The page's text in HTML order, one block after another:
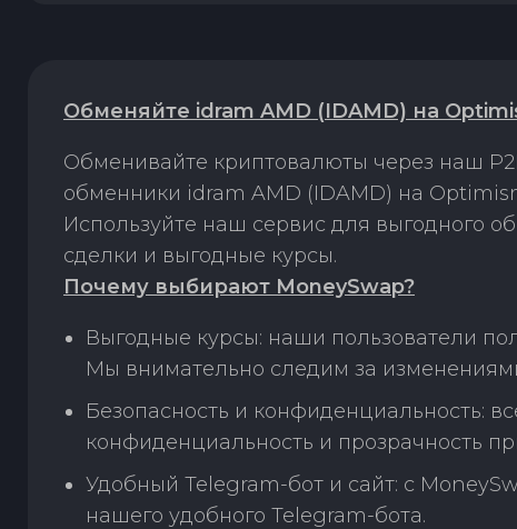
Обменяйте idram AMD (IDAMD) на
Обменивайте криптовалюты через наш
обменники idram AMD (IDAMD) на
Используйте наш сервис для выгодного
сделки и выгодные курсы.
Почему выбирают MoneySwap?
Выгодные курсы: наши пользователи
Мы внимательно следим за
Безопасность и конфиденциальность:
конфиденциальность и прозрачность
Удобный Telegram-бот и сайт: с
нашего удобного Telegram-бота.